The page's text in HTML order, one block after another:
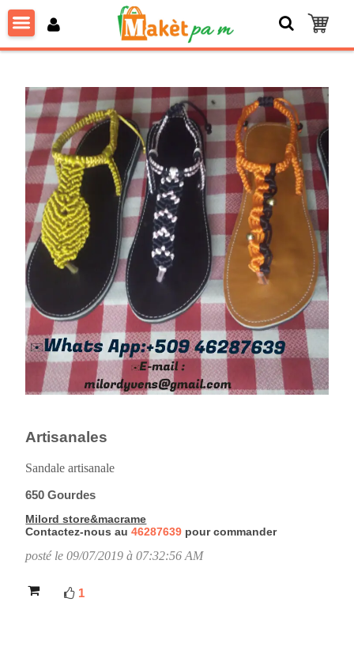
Artisanales
Sandale artisanale
650 Gourdes
Milord store&macrame
Contactez-nous au46287639 pour commander
posté le 09/07/2019 à 07:32:56 AM
1